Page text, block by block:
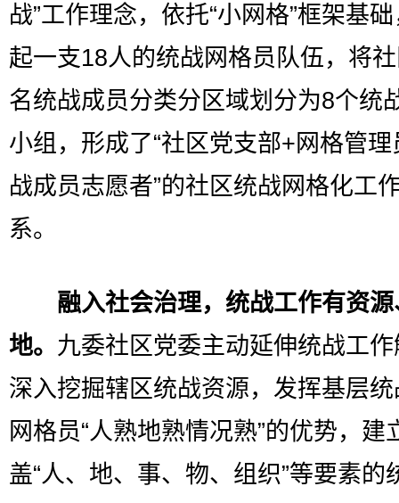
战”工作理念，依托“小网格”框架基
起一支18人的统战网格员队伍，将
名统战成员分类分区域划分为8个统
小组，形成了“社区党支部+网格管理
战成员志愿者”的社区统战网格化工
系。
融入社会治理，统战工作有资
地。 九委社区党委主动延伸统战工
深入挖掘辖区统战资源，发挥基层
网格员“人熟地熟情况熟”的优势，建
盖“人、地、事、物、组织”等要素的